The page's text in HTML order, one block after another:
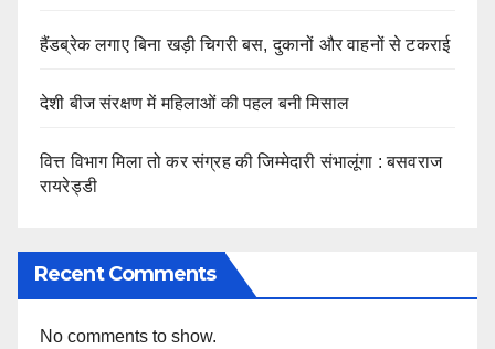
हैंडब्रेक लगाए बिना खड़ी चिगरी बस, दुकानों और वाहनों से टकराई
देशी बीज संरक्षण में महिलाओं की पहल बनी मिसाल
वित्त विभाग मिला तो कर संग्रह की जिम्मेदारी संभालूंगा : बसवराज
रायरेड्डी
Recent Comments
No comments to show.